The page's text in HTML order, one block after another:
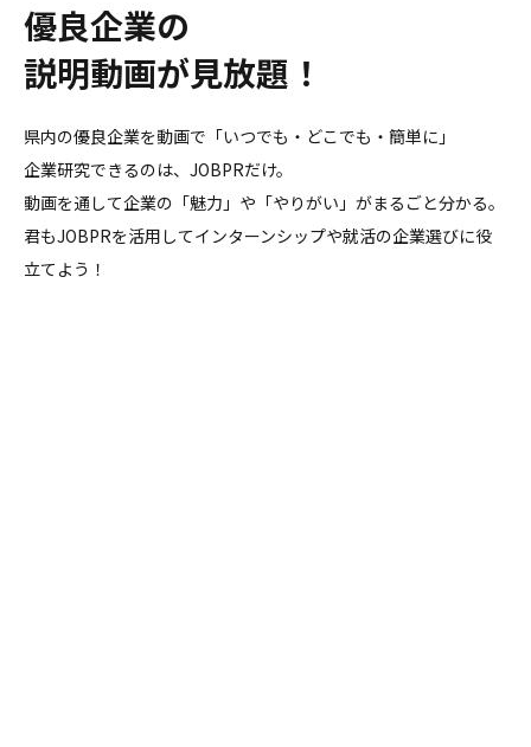
優良企業の
説明動画が見放題！
県内の優良企業を動画で「いつでも・どこでも・簡単に」
企業研究できるのは、JOBPRだけ。
動画を通して企業の「魅力」や「やりがい」がまるごと分かる。
君もJOBPRを活用してインターンシップや就活の企業選びに役
立てよう！